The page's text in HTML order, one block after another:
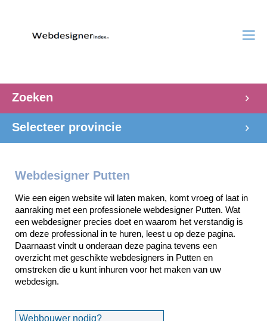
Zoeken
Selecteer provincie
Webdesigner Putten
Wie een eigen website wil laten maken, komt vroeg of laat in
aanraking met een professionele webdesigner Putten. Wat
een webdesigner precies doet en waarom het verstandig is
om deze professional in te huren, leest u op deze pagina.
Daarnaast vindt u onderaan deze pagina tevens een
overzicht met geschikte webdesigners in Putten en
omstreken die u kunt inhuren voor het maken van uw
webdesign.